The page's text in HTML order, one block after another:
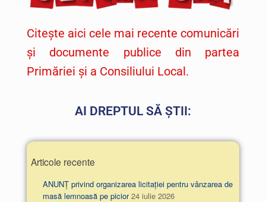
Citește aici cele mai recente comunicări
și documente publice din partea
Primăriei și a Consiliului Local.
AI DREPTUL SĂ ȘTII:
Articole recente
ANUNȚ privind organizarea licitației pentru vânzarea de
masă lemnoasă pe picior 24 iulie 2026